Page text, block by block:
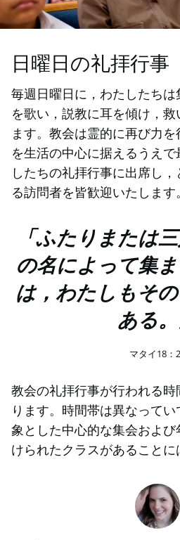
日曜日の礼拝行事
毎週日曜日に，わたしたち
を歌い，説教に耳を傾け，
ます。教会は霊的に再び力
を生活の中心に据えるうえ
したちの礼拝行事に出席し
る訪問者を皆歓迎いたします
「ふたりまたは
の名によって集
は，わたしもそ
ある。
マタイ18：
教会の礼拝行事が行われる
ります。時間帯は異なって
象とした中心的な集会およ
けられたクラスがあることに